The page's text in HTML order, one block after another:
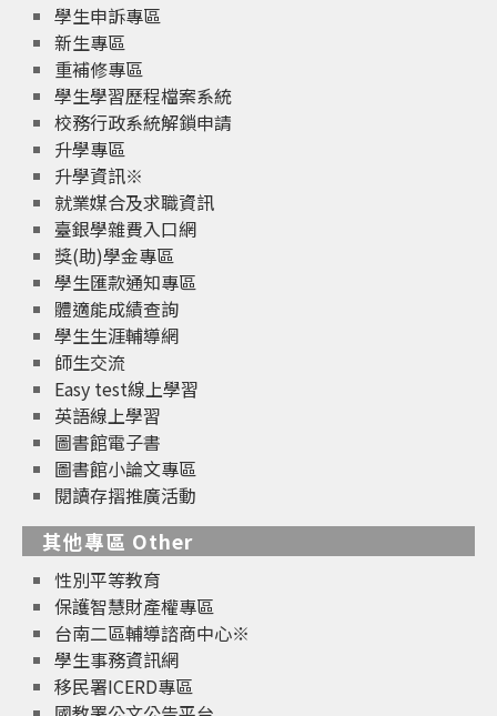
學生申訴專區
新生專區
重補修專區
學生學習歷程檔案系統
校務行政系統解鎖申請
升學專區
升學資訊※
就業媒合及求職資訊
臺銀學雜費入口網
獎(助)學金專區
學生匯款通知專區
體適能成績查詢
學生生涯輔導網
師生交流
Easy test線上學習
英語線上學習
圖書館電子書
圖書館小論文專區
閱讀存摺推廣活動
其他專區 Other
性別平等教育
保護智慧財產權專區
台南二區輔導諮商中心※
學生事務資訊網
移民署ICERD專區